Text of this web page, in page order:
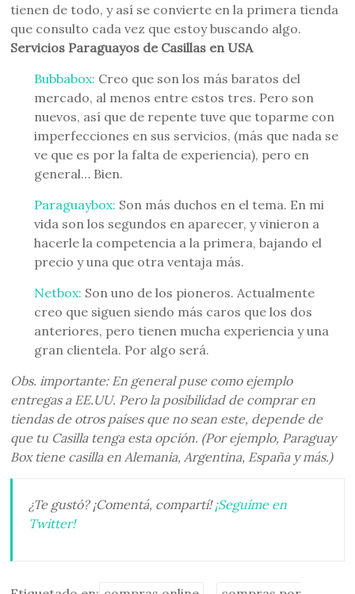
tienen de todo, y así se convierte en la primera tienda
que consulto cada vez que estoy buscando algo.
Servicios Paraguayos de Casillas en USA
Bubbabox: Creo que son los más baratos del
mercado, al menos entre estos tres. Pero son
nuevos, así que de repente tuve que toparme con
imperfecciones en sus servicios, (más que nada se
ve que es por la falta de experiencia), pero en
general… Bien.
Paraguaybox: Son más duchos en el tema. En mi
vida son los segundos en aparecer, y vinieron a
hacerle la competencia a la primera, bajando el
precio y una que otra ventaja más.
Netbox: Son uno de los pioneros. Actualmente
creo que siguen siendo más caros que los dos
anteriores, pero tienen mucha experiencia y una
gran clientela. Por algo será.
Obs. importante: En general puse como ejemplo
entregas a EE.UU. Pero la posibilidad de comprar en
tiendas de otros países que no sean este, depende de
que tu Casilla tenga esta opción. (Por ejemplo, Paraguay
Box tiene casilla en Alemania, Argentina, España y más.)
¿Te gustó? ¡Comentá, compartí!¡Seguíme en
Twitter!